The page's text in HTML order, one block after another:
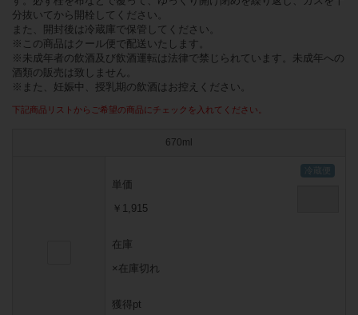
分抜いてから開栓してください。
また、開封後は冷蔵庫で保管してください。
※この商品はクール便で配送いたします。
※未成年者の飲酒及び飲酒運転は法律で禁じられています。未成年への
酒類の販売は致しません。
※また、妊娠中、授乳期の飲酒はお控えください。
下記商品リストからご希望の商品にチェックを入れてください。
670ml
単価
￥1,915
在庫
×在庫切れ
獲得pt